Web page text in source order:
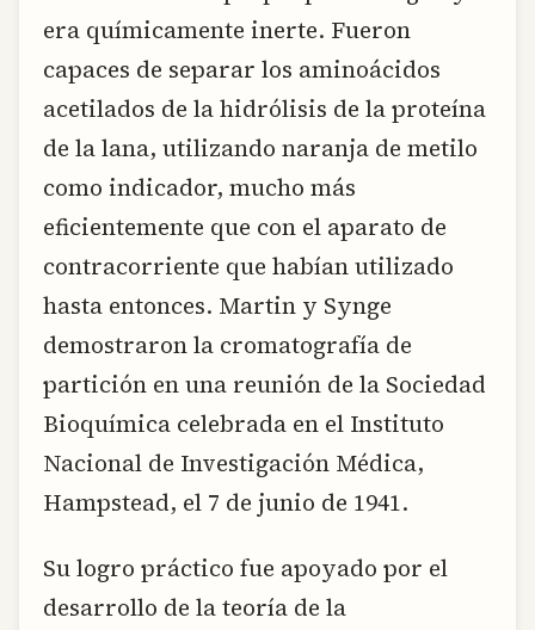
era químicamente inerte. Fueron
capaces de separar los aminoácidos
acetilados de la hidrólisis de la proteína
de la lana, utilizando naranja de metilo
como indicador, mucho más
eficientemente que con el aparato de
contracorriente que habían utilizado
hasta entonces. Martin y Synge
demostraron la cromatografía de
partición en una reunión de la Sociedad
Bioquímica celebrada en el Instituto
Nacional de Investigación Médica,
Hampstead, el 7 de junio de 1941.
Su logro práctico fue apoyado por el
desarrollo de la teoría de la